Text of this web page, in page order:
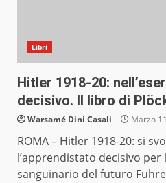
Libri
Hitler 1918-20:
decisivo. Il libro di
Warsamé Dini Casali Marzo
ROMA – Hitler 1918-20: si
l’apprendistato decisivo
sanguinario del futuro